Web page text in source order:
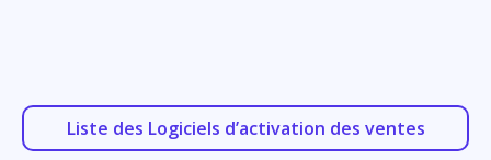
Liste des Logiciels d’activation des ventes